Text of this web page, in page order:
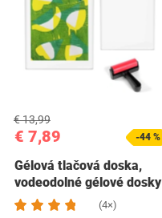
€ 7,89
€ 13,99
-44 %
Gélová tlačová doska,
vodeodolné gélové dosky
5x7 a 8x10…
(4×)